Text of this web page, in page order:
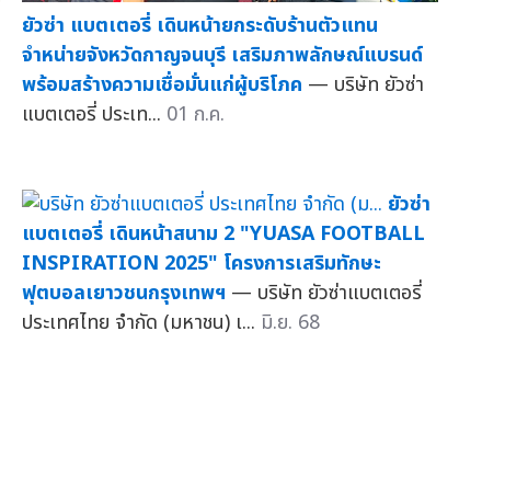
ยัวซ่า แบตเตอรี่ เดินหน้ายกระดับร้านตัวแทน
จำหน่ายจังหวัดกาญจนบุรี เสริมภาพลักษณ์แบรนด์
พร้อมสร้างความเชื่อมั่นแก่ผู้บริโภค — บริษัท ยัวซ่า
แบตเตอรี่ ประเท... 01 ก.ค.
ยัวซ่า
แบตเตอรี่ เดินหน้าสนาม 2 "YUASA FOOTBALL
INSPIRATION 2025" โครงการเสริมทักษะ
ฟุตบอลเยาวชนกรุงเทพฯ — บริษัท ยัวซ่าแบตเตอรี่
ประเทศไทย จำกัด (มหาชน) เ... มิ.ย. 68